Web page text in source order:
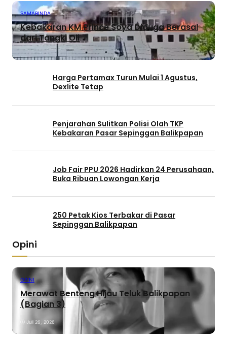
SAMARINDA
Kebakaran KM Prince Soya Diduga Berasal
dari Tangki Oli
Harga Pertamax Turun Mulai 1 Agustus,
Dexlite Tetap
Penjarahan Sulitkan Polisi Olah TKP
Kebakaran Pasar Sepinggan Balikpapan
Job Fair PPU 2026 Hadirkan 24 Perusahaan,
Buka Ribuan Lowongan Kerja
250 Petak Kios Terbakar di Pasar
Sepinggan Balikpapan
Opini
OPINI
Merawat Benteng Hijau Teluk Balikpapan
(Bagian 3)
Juli 26, 2026